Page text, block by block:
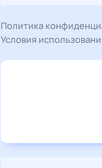
Политика
Условия